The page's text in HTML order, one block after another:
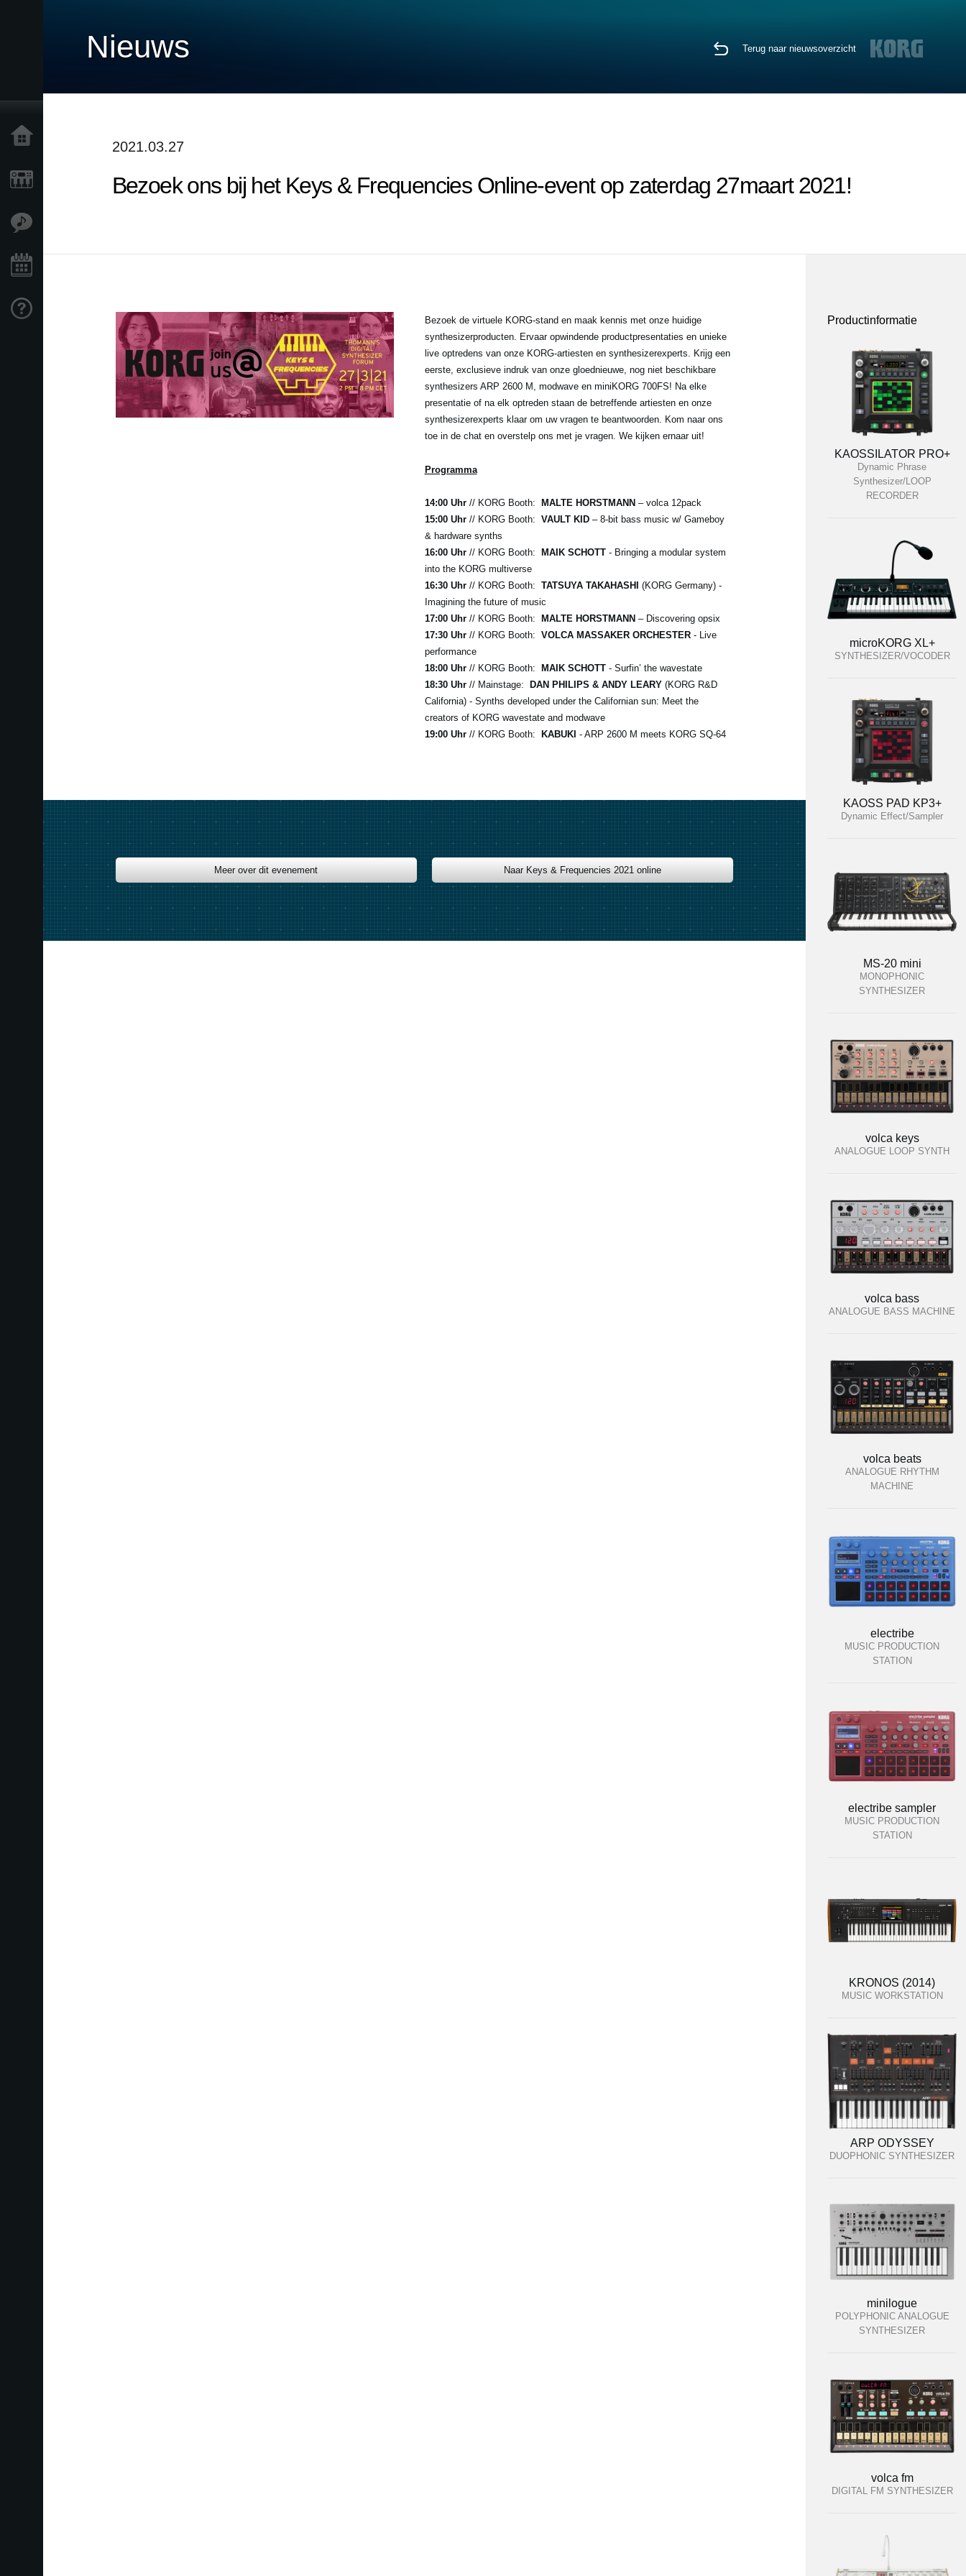
Nieuws Terug naar nieuwsoverzicht
2021.03.27
Bezoek ons bij het Keys & Frequencies Online-event op zaterdag 27maart 2021!
Bezoek de virtuele KORG-stand en maak kennis met onze huidige
synthesizerproducten. Ervaar opwindende productpresentaties en unieke
live optredens van onze KORG-artiesten en synthesizerexperts. Krijg een
eerste, exclusieve indruk van onze gloednieuwe, nog niet beschikbare
synthesizers ARP 2600 M, modwave en miniKORG 700FS! Na elke
presentatie of na elk optreden staan ​​de betreffende artiesten en onze
synthesizerexperts klaar om uw vragen te beantwoorden. Kom naar ons
toe in de chat en overstelp ons met je vragen. We kijken ernaar uit!
Programma
14:00 Uhr// KORG Booth: MALTE HORSTMANN – volca 12pack
15:00 Uhr// KORG Booth: VAULT KID– 8-bit bass music w/ Gameboy
& hardware synths
16:00 Uhr// KORG Booth: MAIK SCHOTT- Bringing a modular system
into the KORG multiverse
16:30 Uhr// KORG Booth: TATSUYA TAKAHASHI
(KORG Germany) -
Imagining the future of music
17:00 Uhr// KORG Booth: MALTE HORSTMANN – Discovering opsix
17:30 Uhr// KORG Booth: VOLCA MASSAKER ORCHESTER- Live
performance
18:00 Uhr// KORG Booth: MAIK SCHOTT- Surfin’ the wavestate
18:30 Uhr// Mainstage: DAN PHILIPS & ANDY LEARY(KORG R&D
California) - Synths developed under the Californian sun: Meet the
creators of KORG wavestate and modwave
19:00 Uhr// KORG Booth: KABUKI - ARP 2600 M meets KORG SQ-64
Meer over dit evenement Naar Keys & Frequencies 2021 online
Productinformatie
KAOSSILATOR PRO+
Dynamic Phrase
Synthesizer/LOOP
RECORDER
microKORG XL+
SYNTHESIZER/VOCODER
KAOSS PAD KP3+
Dynamic Effect/Sampler
MS-20 mini
MONOPHONIC
SYNTHESIZER
volca keys
ANALOGUE LOOP SYNTH
volca bass
ANALOGUE BASS MACHINE
volca beats
ANALOGUE RHYTHM
MACHINE
electribe
MUSIC PRODUCTION
STATION
electribe sampler
MUSIC PRODUCTION
STATION
KRONOS (2014)
MUSIC WORKSTATION
ARP ODYSSEY
DUOPHONIC SYNTHESIZER
minilogue
POLYPHONIC ANALOGUE
SYNTHESIZER
volca fm
DIGITAL FM SYNTHESIZER